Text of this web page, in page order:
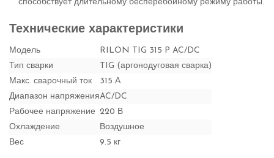
способствует длительному бесперебойному режиму работы.
Технические характеристики
Модель
RILON TIG 315 P AC/DC
Тип сварки
TIG (аргонодуговая сварка)
Макс. сварочный ток
315 А
Диапазон напряженияAC/DC
Рабочее напряжение 220 В
Охлаждение
Воздушное
Вес
9.5 кг